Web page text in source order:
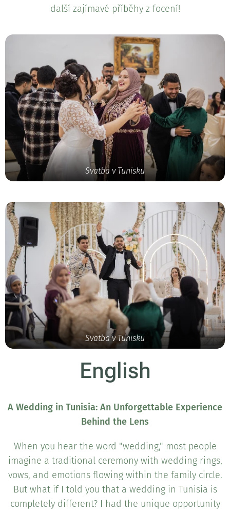
další zajímavé příběhy z focení!
Svatba v Tunisku
Svatba v Tunisku
English
A Wedding in Tunisia: An Unforgettable Experience
Behind the Lens
When you hear the word "wedding," most people
imagine a traditional ceremony with wedding rings,
vows, and emotions flowing within the family circle.
But what if I told you that a wedding in Tunisia is
completely different? I had the unique opportunity